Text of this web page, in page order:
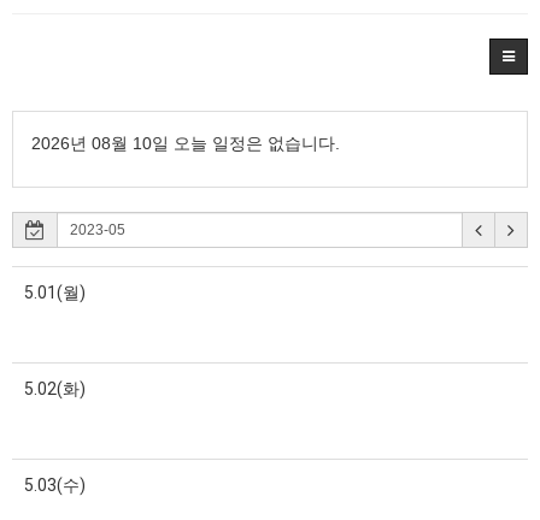
2026년 08월 10일 오늘 일정은 없습니다.
5.01(월)
5.02(화)
5.03(수)